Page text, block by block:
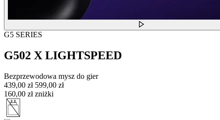
G5 SERIES
G502 X LIGHTSPEED
Bezprzewodowa mysz do gier
439,00 zł 599,00 zł
160,00 zł zniżki